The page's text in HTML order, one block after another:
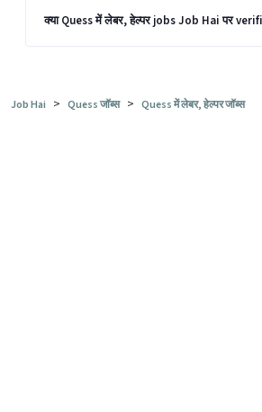
क्या Quess में लेबर, हेल्पर jobs Job Hai पर
Job Hai > Quess जॉब्स > Quess में लेबर, हेल्पर जॉब्स